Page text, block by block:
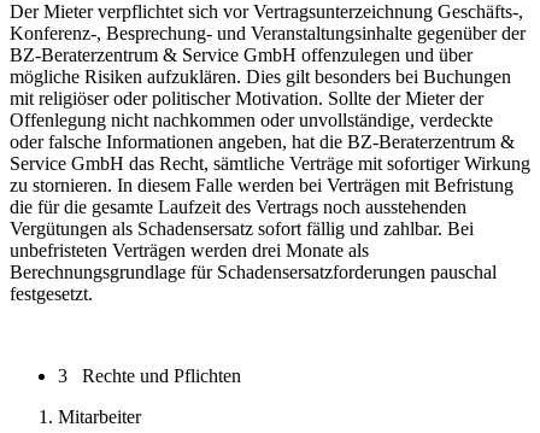
Der Mieter verpflichtet sich vor Vertragsunterzeichnung Geschäfts-,
Konferenz-, Besprechung- und Veranstaltungsinhalte gegenüber der
BZ-Beraterzentrum & Service GmbH offenzulegen und über
mögliche Risiken aufzuklären. Dies gilt besonders bei Buchungen
mit religiöser oder politischer Motivation. Sollte der Mieter der
Offenlegung nicht nachkommen oder unvollständige, verdeckte
oder falsche Informationen angeben, hat die BZ-Beraterzentrum &
Service GmbH das Recht, sämtliche Verträge mit sofortiger Wirkung
zu stornieren. In diesem Falle werden bei Verträgen mit Befristung
die für die gesamte Laufzeit des Vertrags noch ausstehenden
Vergütungen als Schadensersatz sofort fällig und zahlbar. Bei
unbefristeten Verträgen werden drei Monate als
Berechnungsgrundlage für Schadensersatzforderungen pauschal
festgesetzt.
3 Rechte und Pflichten
Mitarbeiter